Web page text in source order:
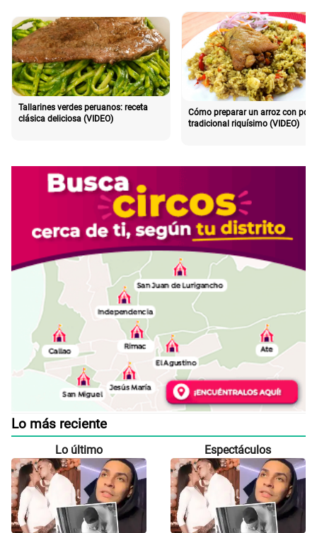
Tallarines verdes peruanos: receta
clásica deliciosa (VIDEO)
Cómo preparar un arroz con pollo
tradicional riquísimo (VIDEO)
Lo más reciente
Lo último Espectáculos